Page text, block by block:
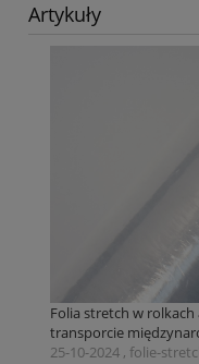
Artykuły
Folia stretch w
transporcie
25-10-2024 , folie-